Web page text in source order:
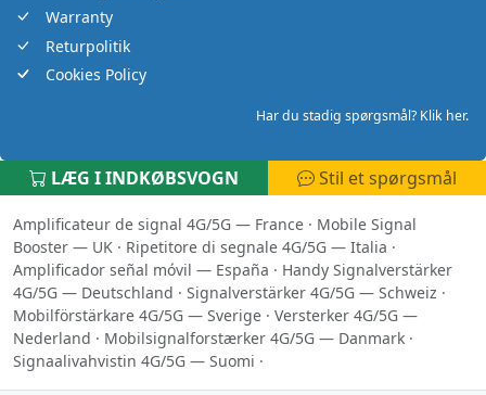
Warranty
Returpolitik
Cookies Policy
Har du stadig spørgsmål? Klik her.
LÆG I INDKØBSVOGN Stil et spørgsmål
Amplificateur de signal 4G/5G — France · Mobile Signal
Booster — UK · Ripetitore di segnale 4G/5G — Italia ·
Amplificador señal móvil — España · Handy Signalverstärker
4G/5G — Deutschland · Signalverstärker 4G/5G — Schweiz ·
Mobilförstärkare 4G/5G — Sverige · Versterker 4G/5G —
Nederland · Mobilsignalforstærker 4G/5G — Danmark ·
Signaalivahvistin 4G/5G — Suomi ·